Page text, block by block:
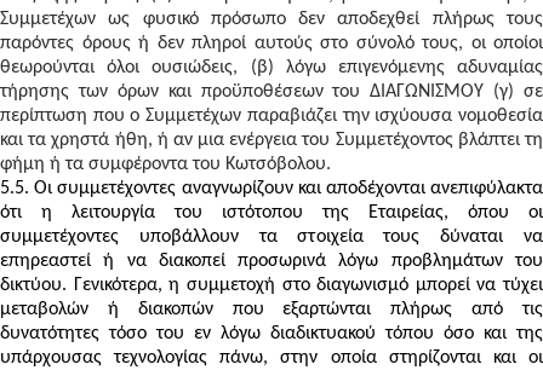
Συμμετέχων ως φυσικό πρόσωπο δεν αποδεχθεί πλήρως τους
παρόντες όρους ή δεν πληροί αυτούς στο σύνολό τους, οι οποίοι
θεωρούνται όλοι ουσιώδεις, (β) λόγω επιγενόμενης αδυναμίας
τήρησης των όρων και προϋποθέσεων του ΔΙΑΓΩΝΙΣΜΟΥ (γ) σε
περίπτωση που ο Συμμετέχων παραβιάζει την ισχύουσα νομοθεσία
και τα χρηστά ήθη, ή αν μια ενέργεια του Συμμετέχοντος βλάπτει τη
φήμη ή τα συμφέροντα του Κωτσόβολου.
5.5. Οι συμμετέχοντες αναγνωρίζουν και αποδέχονται ανεπιφύλακτα
ότι η λειτουργία του ιστότοπου της Εταιρείας, όπου οι
συμμετέχοντες υποβάλλουν τα στοιχεία τους δύναται να
επηρεαστεί ή να διακοπεί προσωρινά λόγω προβλημάτων του
δικτύου. Γενικότερα, η συμμετοχή στο διαγωνισμό μπορεί να τύχει
μεταβολών ή διακοπών που εξαρτώνται πλήρως από τις
δυνατότητες τόσο του εν λόγω διαδικτυακού τόπου όσο και της
υπάρχουσας τεχνολογίας πάνω, στην οποία στηρίζονται και οι